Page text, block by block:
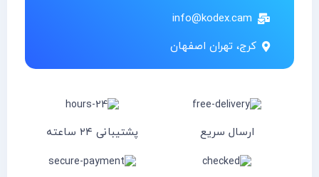
info@kodex.cam
کرج، تهران اصفهان
ارسال سریع پشتیبانی ۲۴ ساعته